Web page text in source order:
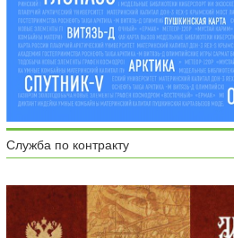
Служба по контракту